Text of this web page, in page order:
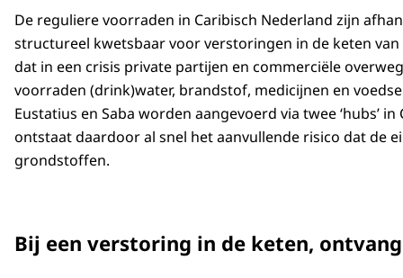
De reguliere voorraden in Caribisch Nederland zijn
structureel kwetsbaar voor verstoringen in de keten
dat in een crisis private partijen en commerciële
voorraden (drink)water, brandstof, medicijnen en
Eustatius en Saba worden aangevoerd via twee ‘hubs’
ontstaat daardoor al snel het aanvullende risico dat de
grondstoffen.
Bij een verstoring in de keten,